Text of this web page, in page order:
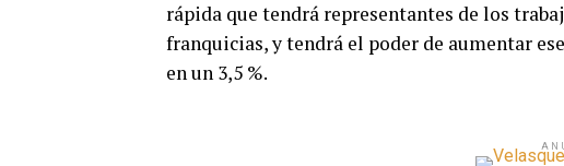
rápida que tendrá representantes de los
franquicias, y tendrá el poder de aumentar
en un 3,5 %.